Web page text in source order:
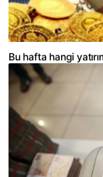
Bu hafta hangi